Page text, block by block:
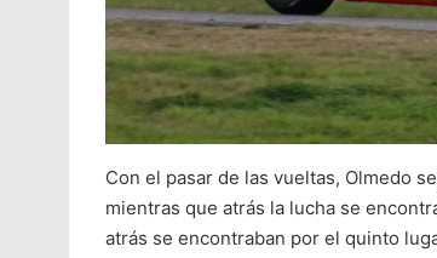
Con el pasar de las vueltas, Olmedo
mientras que atrás la lucha se
atrás se encontraban por el quinto